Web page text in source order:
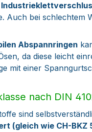
Auch bei schlechtem
Abspannringen
da diese leicht
mit einer
nach DIN
sind
(gleich wie CH-BKZ